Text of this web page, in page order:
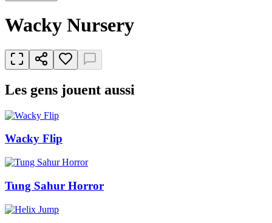
Wacky Nursery
Les gens jouent aussi
Wacky Flip
Tung Sahur Horror